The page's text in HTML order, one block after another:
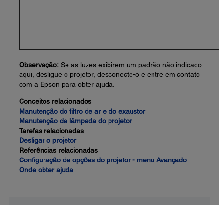
Observação: Se as luzes exibirem um padrão não indicado
aqui, desligue o projetor, desconecte-o e entre em contato
com a Epson para obter ajuda.
Conceitos relacionados
Manutenção do filtro de ar e do exaustor
Manutenção da lâmpada do projetor
Tarefas relacionadas
Desligar o projetor
Referências relacionadas
Configuração de opções do projetor - menu Avançado
Onde obter ajuda